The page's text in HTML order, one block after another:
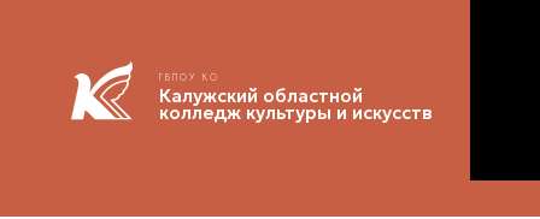
ГБПОУ КО
Калужский областной
колледж культуры и искусств